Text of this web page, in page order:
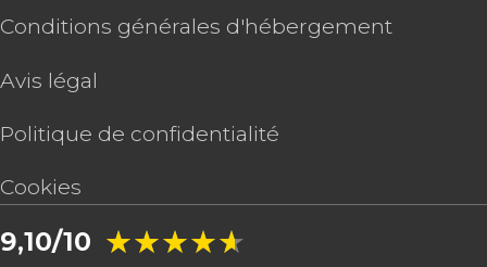
Conditions générales d'hébergement
Avis légal
Politique de confidentialité
Cookies
9,10/10 ★★★★★
★★★★★